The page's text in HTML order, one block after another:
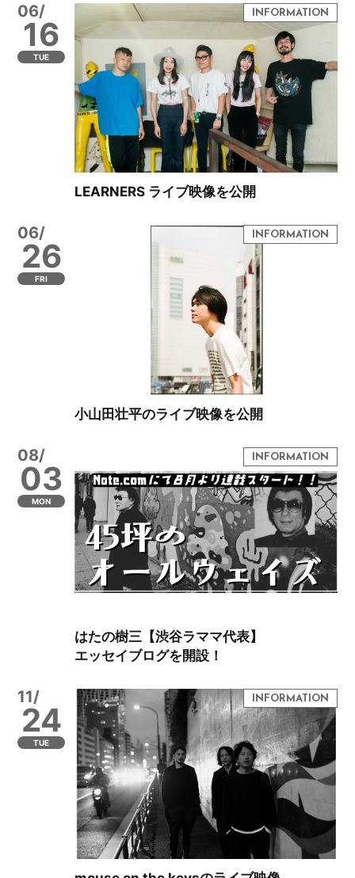
06/
16
TUE
LEARNERS ライブ映像を公開
06/
26
FRI
小山田壮平のライブ映像を公開
08/
03
MON
はたの樹三【渋谷ラママ代表】
エッセイブログを開設！
11/
24
TUE